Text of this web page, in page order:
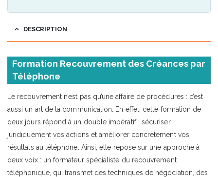
DESCRIPTION
Formation Recouvrement des Créances par
Téléphone
Le recouvrement n’est pas qu’une affaire de procédures : c’est
aussi un art de la communication. En effet, cette formation de
deux jours répond à un double impératif : sécuriser
juridiquement vos actions et améliorer concrètement vos
résultats au téléphone. Ainsi, elle repose sur une approche à
deux voix : un formateur spécialiste du recouvrement
téléphonique, qui transmet des techniques de négociation, des